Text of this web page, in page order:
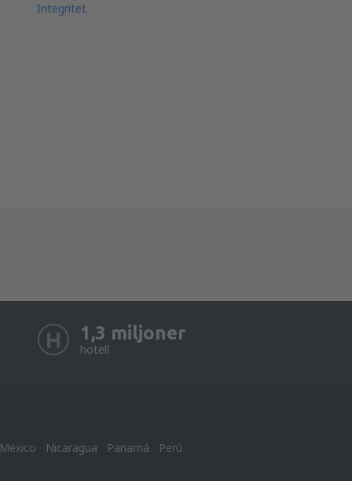
Integritet
1,3 miljoner
hotell
México Nicaragua Panamá Perú